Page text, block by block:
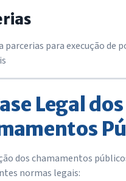
parcerias para execução de
Legal dos
dos chamamentos
normas legais: